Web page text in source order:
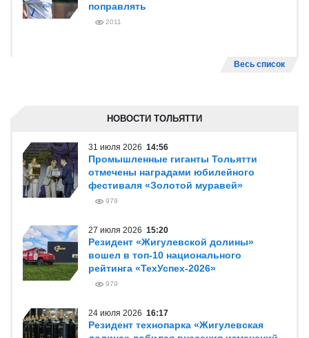
поправлять
2011
Весь список
НОВОСТИ ТОЛЬЯТТИ
31 июля 2026 14:56
Промышленные гиганты Тольятти
отмечены наградами юбилейного
фестиваля «Золотой муравей»
979
27 июля 2026 15:20
Резидент «Жигулевской долины»
вошел в топ-10 национального
рейтинга «ТехУспех-2026»
979
24 июля 2026 16:17
Резидент технопарка «Жигулевская